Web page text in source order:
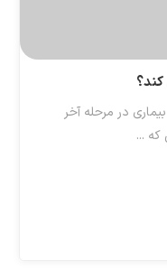
در مرحله آخر
که ...